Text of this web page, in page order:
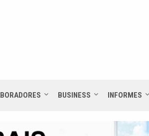
BUSINESS INFORMES